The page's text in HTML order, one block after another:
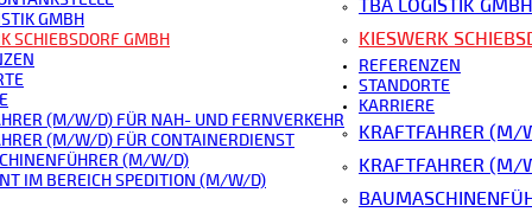
GMBH
SCHIEBSDORF GMBH
(M/W/D) FÜR NAH- UND FERNVERKEHR
(M/W/D) FÜR CONTAINERDIENST
(M/W/D)
IM BEREICH SPEDITION (M/W/D)
TBA LOGISTIK GMBH
KIESWERK
REFERENZEN
STANDORTE
KARRIERE
KRAFTFAHRER (M/
KRAFTFAHRER (M/
Sand und Kies - Qualität aus der Region.
gewinnen und veredeln wir Kiese und Sande nach
den Vorgaben der DIN EN 12620 produziert und geprüft
den Straßenbau sowie Hoch- und Tiefbau geeignet.
Gemische entsprechend einer Kundenvorgabe zu